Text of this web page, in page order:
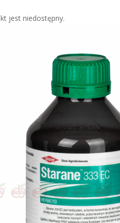
jest niedostępny.